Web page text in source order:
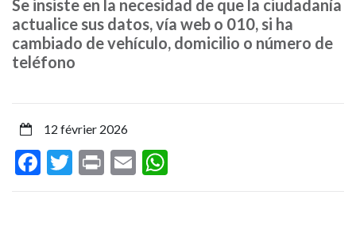
una
base
datos
de
casi
Se insiste en la necesidad de que la ciudadanía
actualice sus datos, vía web o 010, si ha
cambiado de vehículo, domicilio o número de
teléfono
12 février 2026
Facebook
Twitter
PrintEmail